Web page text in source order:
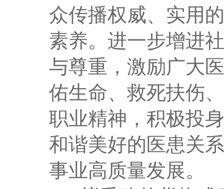
众传播权威、实用
素养。进一步增进
与尊重，激励广大
佑生命、救死扶伤
职业精神， 积极投
和谐美好的医患关
事业高质量发展。